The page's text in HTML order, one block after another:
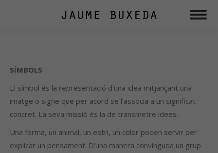
SÍMBOLS
El símbol és la representació d’una idea mitjançant una
imatge o signe que per acord se l’associa a un significat
concret. La seva missió és la de transmetre idees.
Una forma, un animal, un estri, un color poden servir per
explicar un pensament. D’una manera convinguda un grup